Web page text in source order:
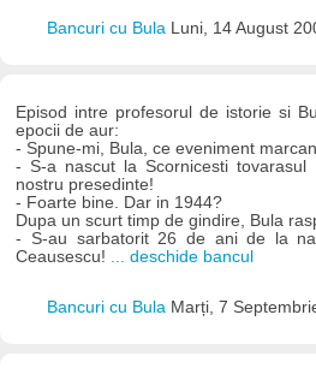
Bancuri cu Bula Luni, 14 August
Episod intre profesorul de istorie si
epocii de aur:
- Spune-mi, Bula, ce eveniment
- S-a nascut la Scornicesti tovarasul
nostru presedinte!
- Foarte bine. Dar in 1944?
Dupa un scurt timp de gindire, Bula
- S-au sarbatorit 26 de ani de la
Ceausescu!
... deschide bancul
Bancuri cu Bula Marți, 7